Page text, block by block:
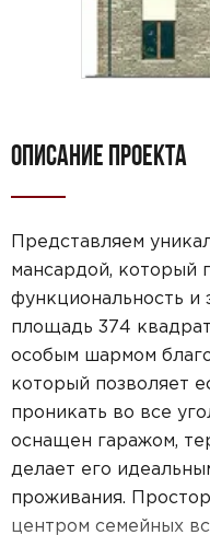
ОПИСАНИЕ ПРОЕКТА
Представляем
мансардой, который
функциональность и
площадь 374
особым шармом
который позволяет
проникать во все
оснащен гаражом,
делает его
проживания.
центром семейных